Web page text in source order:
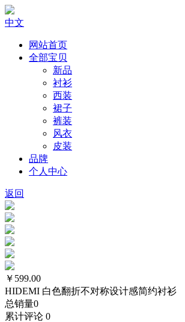
中文
网站首页
全部宝贝
新品
衬衫
西装
裙子
裤装
风衣
皮装
品牌
个人中心
返回
￥599.00
HIDEMI 白色翻折不对称设计感简约衬衫
总销量0
累计评论 0